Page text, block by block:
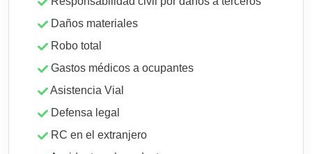
Daños materiales
Robo total
Gastos médicos a ocupantes
Asistencia Vial
Defensa legal
RC en el extranjero